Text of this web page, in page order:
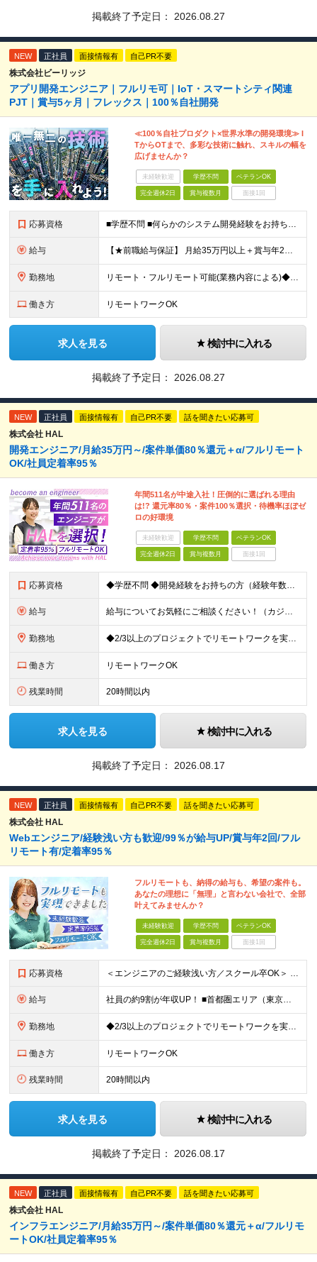
掲載終了予定日： 2026.08.27
NEW 正社員 面接情報有 自己PR不要
株式会社ビーリッジ
アプリ開発エンジニア｜フルリモ可｜IoT・スマートシティ関連
PJT｜賞与5ヶ月｜フレックス｜100％自社開発
≪100％自社プロダクト×世界水準の開発環境≫ I
TからOTまで、多彩な技術に触れ、スキルの幅を
広げませんか？
未経験歓迎 学歴不問 ベテランOK
完全週休2日 賞与複数月 面接1回
応募資格 ■学歴不問 ■何らかのシステム開発経験をお持ちの方（業界経験不問） ■業界知識は不問です 入社後にはニッチな業界知識が必要になりますが、 入社時点の知識量は不問です！ 「エンジニアとして自分にしか
給与 【★前職給与保証】 月給35万円以上＋賞与年2回（※5ヶ月分支給実績あり） ※上記は最低保証額です。 ご経験やスキルに応じて当社規定内で決定します ※試用期間3ヶ月間あり・労働条件は本採用と変わり
勤務地 リモート・フルリモート可能(業務内容による)◆100％自社内開発 所在地：神奈川県横浜市港北区新横浜3-8-11 メットライフ新横浜ビル10F (変更の範囲)上記を除く当社関連勤務地 ※機器の導入
働き方 リモートワークOK
求人を見る 検討中に入れる
掲載終了予定日： 2026.08.27
NEW 正社員 面接情報有 自己PR不要 話を聞きたい応募可
株式会社 HAL
開発エンジニア/月給35万円～/案件単価80％還元＋α/フルリモート
OK/社員定着率95％
年間511名が中途入社！圧倒的に選ばれる理由
は!? 還元率80％・案件100％選択・待機率ほぼゼ
ロの好環境
未経験歓迎 学歴不問 ベテランOK
完全週休2日 賞与複数月 面接1回
応募資格 ◆学歴不問 ◆開発経験をお持ちの方（経験年数不問） ＜こんな方は大歓迎！＞ ◎今の収入をもっと増やしたい ◎もっと上流の案件で活躍したい ◎将来のキャリアにつながる案件に携わりたい ◎自分のやりたい
給与 給与についてお気軽にご相談ください！（カジュアル面談可能） 月給35万円～＋各種手当＋賞与2回 ※固定残業代は、時間外労働の有無に関わらず40時間分を87,500円～支給 ※超過分は別途支給 ※試用
勤務地 ◆2/3以上のプロジェクトでリモートワークを実施中！ ≪自社拠点≫ ・東京本社／東京都千代田区丸の内二丁目6番1号 丸の内パークビルディング6階 ・関西支社／⼤阪府⼤阪市中央区安⼟町2-3-13 ⼤
働き方 リモートワークOK
残業時間 20時間以内
求人を見る 検討中に入れる
掲載終了予定日： 2026.08.17
NEW 正社員 面接情報有 自己PR不要 話を聞きたい応募可
株式会社 HAL
Webエンジニア/経験浅い方も歓迎/99％が給与UP/賞与年2回/フル
リモート有/定着率95％
フルリモートも、納得の給与も、希望の案件も。
あなたの理想に「無理」と言わない会社で、全部
叶えてみませんか？
未経験歓迎 学歴不問 ベテランOK
完全週休2日 賞与複数月 面接1回
応募資格 ＜エンジニアのご経験浅い方／スクール卒OK＞ ◆学歴不問 ◆未経験OK ＜こんな方は大歓迎！＞ ◎今の収入に不満がある方 ◎新しい言語・スキルに挑戦したい方 ◎腰を据えて活躍したい方 ◎頑張りを評価
給与 社員の約9割が年収UP！ ■首都圏エリア（東京、神奈川、千葉、埼玉勤務） 月給25万円～26万円（固定残業代含む） ※固定残業代は、時間外労働の有無に関わらず17時間分を30,000円～31,200
勤務地 ◆2/3以上のプロジェクトでリモートワークを実施中！ ≪自社拠点≫ ・東京本社／東京都千代田区丸の内二丁目6番1号 丸の内パークビルディング6階 ・関西支社／⼤阪府⼤阪市中央区安⼟町2-3-13 ⼤
働き方 リモートワークOK
残業時間 20時間以内
求人を見る 検討中に入れる
掲載終了予定日： 2026.08.17
NEW 正社員 面接情報有 自己PR不要 話を聞きたい応募可
株式会社 HAL
インフラエンジニア/月給35万円～/案件単価80％還元＋α/フルリモ
ートOK/社員定着率95％